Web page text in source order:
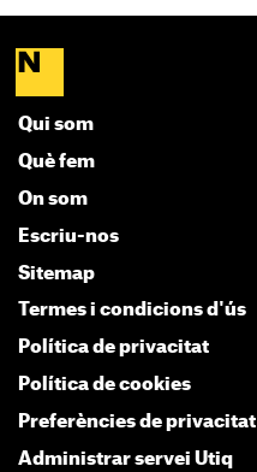
Qui som
Què fem
On som
Escriu-nos
Sitemap
Termes i condicions d'ús
Política de privacitat
Política de cookies
Preferències de privacitat
Administrar servei Utiq